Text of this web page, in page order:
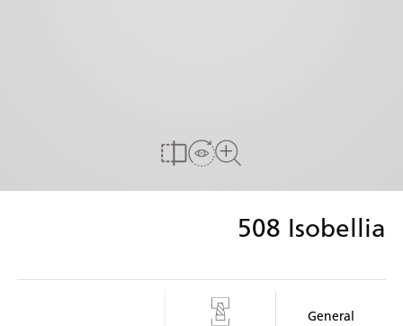
הדמייה אצלך בבית
508 Isobellia
General